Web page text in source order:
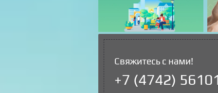
Свяжитесь с нами!
+7 (4742)